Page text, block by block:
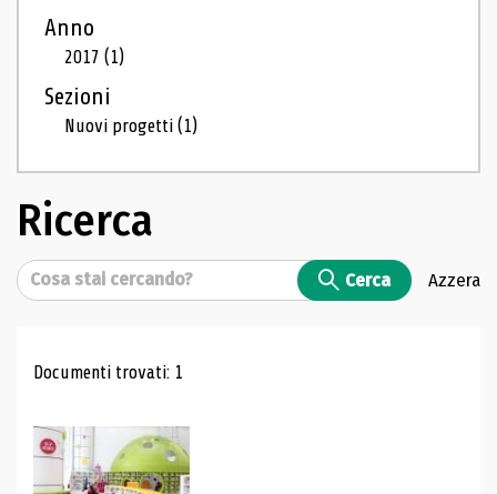
Anno
2017(1)
Sezioni
Nuovi progetti(1)
Ricerca
Cerca Cerca Azzera
Risultati di ricerca
Documenti trovati: 1